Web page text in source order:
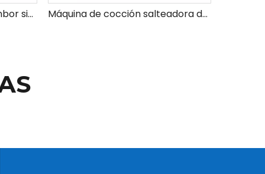
Máquina salteadora de tambor simple/inteligente Máquina de cocción salteadora de tambor vertical simple de tres graves